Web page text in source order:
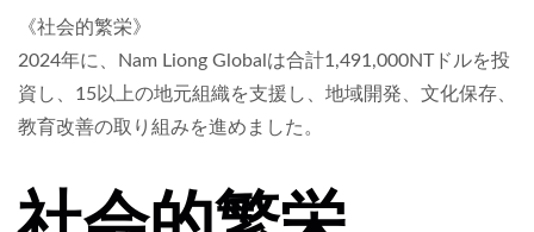
《社会的繁栄》
2024年に、Nam Liong Globalは合計1,491,000NTドルを投
資し、15以上の地元組織を支援し、地域開発、文化保存、
教育改善の取り組みを進めました。